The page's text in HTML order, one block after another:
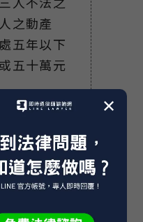
✕
之動產
五年以下
五十萬元
通侵占